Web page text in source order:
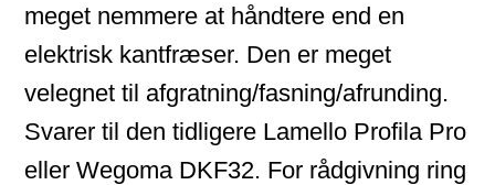
meget nemmere at håndtere end en
elektrisk kantfræser. Den er meget
velegnet til afgratning/fasning/afrunding.
Svarer til den tidligere Lamello Profila Pro
eller Wegoma DKF32. For rådgivning ring